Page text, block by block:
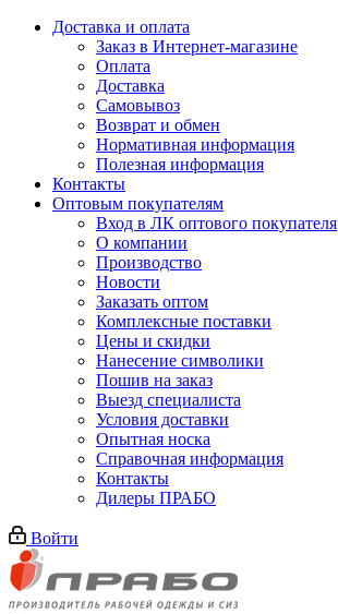
Доставка и оплата
Заказ в Интернет-магазине
Оплата
Доставка
Самовывоз
Возврат и обмен
Нормативная информация
Полезная информация
Контакты
Оптовым покупателям
Вход в ЛК оптового покупателя
О компании
Производство
Новости
Заказать оптом
Комплексные поставки
Цены и скидки
Нанесение символики
Пошив на заказ
Выезд специалиста
Условия доставки
Опытная носка
Справочная информация
Контакты
Дилеры ПРАБО
Войти